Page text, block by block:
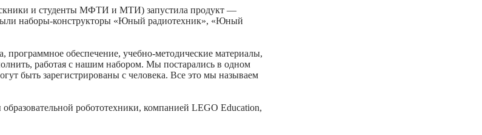
и студенты МФТИ и МТИ) запустила продукт —
наборы-конструкторы «Юный радиотехник», «Юный
программное обеспечение, учебно-методические материалы,
работая с нашим набором. Мы постарались в одном
быть зарегистрированы с человека. Все это мы называем
робототехники, компанией LEGO Education,